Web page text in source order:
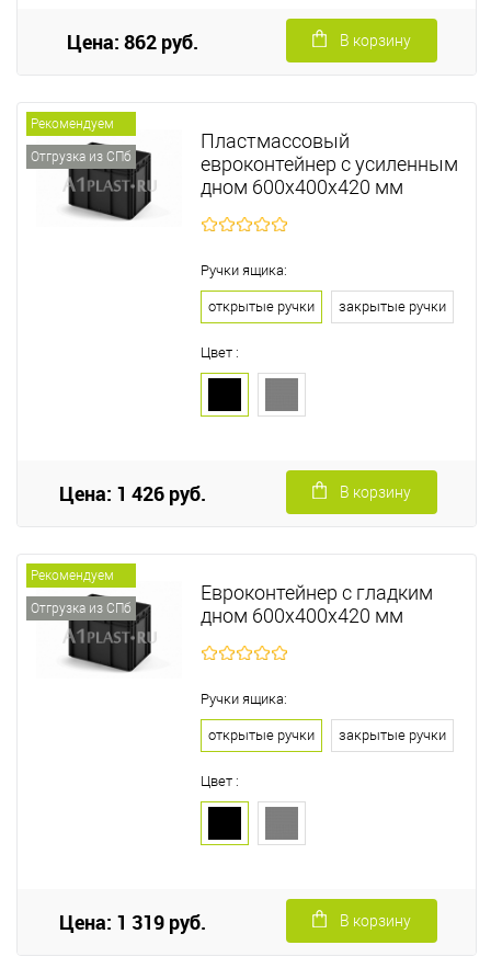
Цена: 862 руб. В корзину
Рекомендуем
Отгрузка из СПб
Пластмассовый
евроконтейнер с усиленным
дном 600х400х420 мм
Ручки ящика:
открытые ручки закрытые ручки
Цвет :
Цена: 1 426 руб. В корзину
Рекомендуем
Отгрузка из СПб
Евроконтейнер с гладким
дном 600х400х420 мм
Ручки ящика:
открытые ручки закрытые ручки
Цвет :
Цена: 1 319 руб. В корзину